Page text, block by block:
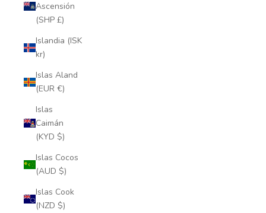
Ascensión
(SHP £)
Islandia (ISK
kr)
Islas Aland
(EUR €)
Islas
Caimán
(KYD $)
Islas Cocos
(AUD $)
Islas Cook
(NZD $)